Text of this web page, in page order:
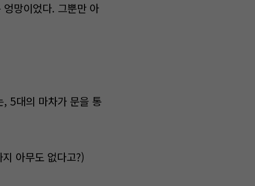
망이었다. 그뿐만 아
, 5대의 마차가 문을 통
아무도 없다고?)